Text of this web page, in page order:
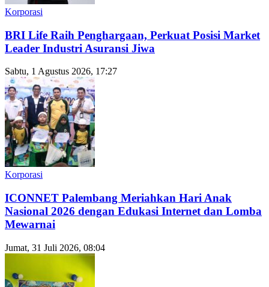
Korporasi
BRI Life Raih Penghargaan, Perkuat Posisi Market
Leader Industri Asuransi Jiwa
Sabtu, 1 Agustus 2026, 17:27
Korporasi
ICONNET Palembang Meriahkan Hari Anak
Nasional 2026 dengan Edukasi Internet dan Lomba
Mewarnai
Jumat, 31 Juli 2026, 08:04